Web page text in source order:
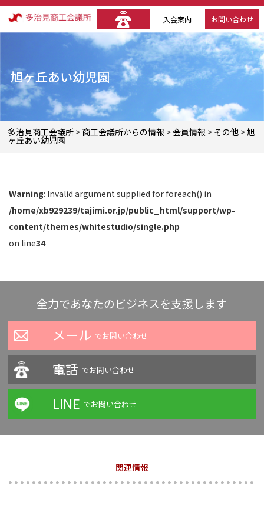
入会案内 お問い合わせ
旭ヶ丘あい幼児園
多治見商工会議所 > 商工会議所からの情報 > 会員情報 > その他 >旭
ヶ丘あい幼児園
Warning: Invalid argument supplied for foreach() in
/home/xb929239/tajimi.or.jp/public_html/support/wp-
content/themes/whitestudio/single.php
on line34
全力であなたのビジネスを支援します
メール でお問い合わせ
電話 でお問い合わせ
LINE でお問い合わせ
関連情報